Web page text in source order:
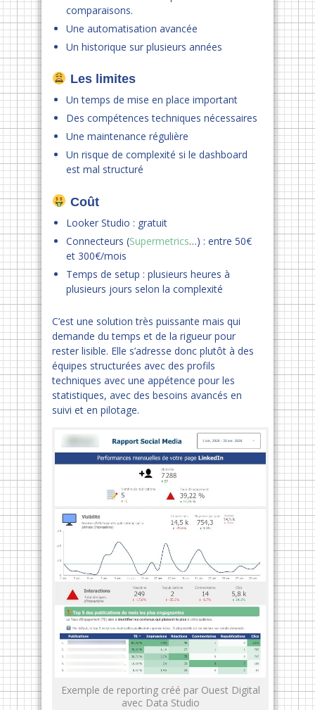
comparaisons.
Une automatisation avancée
Un historique sur plusieurs années
Les limites
Un temps de mise en place important
Des compétences techniques nécessaires
Une maintenance régulière
Un risque de complexité si le dashboard
est mal structuré
Coût
Looker Studio : gratuit
Connecteurs (Supermetrics…) : entre 50€
et 300€/mois
Temps de setup : plusieurs heures à
plusieurs jours selon la complexité
C’est une solution très puissante mais qui
demande du temps et de la rigueur pour
rester lisible. Elle s’adresse donc plutôt à des
équipes structurées avec des profils
techniques avec une appétence pour les
statistiques, avec des besoins avancés en
suivi et en pilotage.
Exemple de reporting créé par Ouest Digital
avec Data Studio